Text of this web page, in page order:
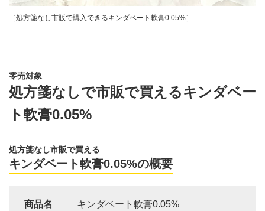
［処方箋なし市販で購入できるキンダベート軟膏0.05%］
零売対象
処方箋なしで市販で買えるキンダベー
ト軟膏0.05%
処方箋なし市販で買える
キンダベート軟膏0.05%の概要
商品名 キンダベート軟膏0.05%